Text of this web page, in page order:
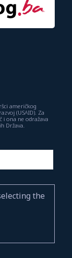
američkog
(USAID). Za
i ona ne odražava
Država.
the